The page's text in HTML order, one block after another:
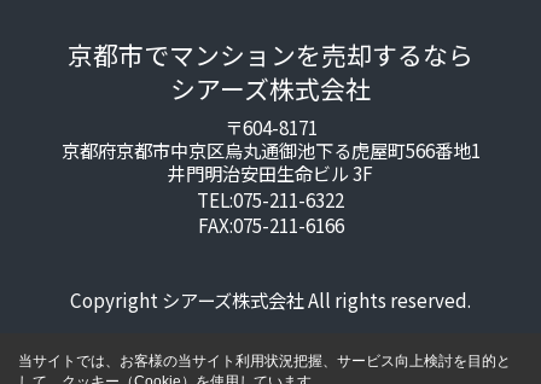
京都市でマンションを売却するなら
シアーズ株式会社
〒604-8171
京都府京都市中京区烏丸通御池下る虎屋町566番地1
井門明治安田生命ビル 3F
TEL:075-211-6322
FAX:075-211-6166
Copyright シアーズ株式会社 All rights reserved.
当サイトでは、お客様の当サイト利用状況把握、サービス向上検討を目的と